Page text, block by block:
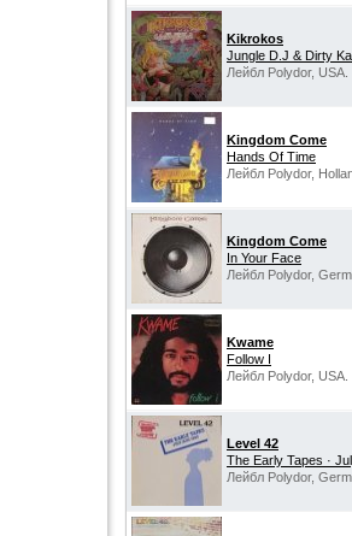
Kikrokos
Jungle D.J & Dirty
Лейбл Polydor, USA.
Kingdom Come
Hands Of Time
Лейбл Polydor,
Kingdom Come
In Your Face
Лейбл Polydor,
Kwame
Follow I
Лейбл Polydor, USA.
Level 42
The Early Tapes ·
Лейбл Polydor,